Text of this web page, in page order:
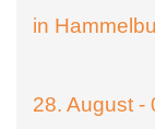
in
28. August -